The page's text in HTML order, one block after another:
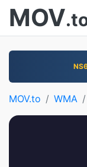
MOV
MOV.to WMA